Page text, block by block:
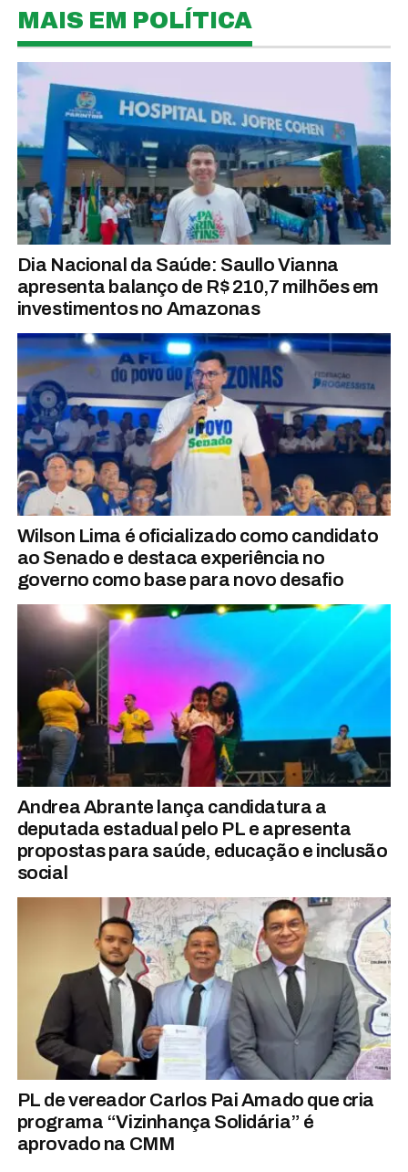
MAIS EM POLÍTICA
Dia Nacional da Saúde: Saullo Vianna
apresenta balanço de R$ 210,7 milhões em
investimentos no Amazonas
Wilson Lima é oficializado como candidato
ao Senado e destaca experiência no
governo como base para novo desafio
Andrea Abrante lança candidatura a
deputada estadual pelo PL e apresenta
propostas para saúde, educação e inclusão
social
PL de vereador Carlos Pai Amado que cria
programa “Vizinhança Solidária” é
aprovado na CMM